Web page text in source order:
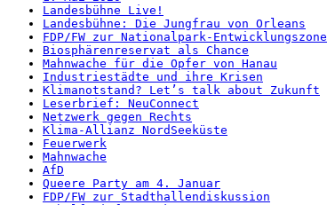
Landesbühne Live!
Landesbühne: Die Jungfrau von Orleans
FDP/FW zur Nationalpark-Entwicklungszone
Biosphärenreservat als Chance
Mahnwache für die Opfer von Hanau
Industriestädte und ihre Krisen
Klimanotstand? Let’s talk about Zukunft
Leserbrief: NeuConnect
Netzwerk gegen Rechts
Klima-Allianz NordSeeküste
Feuerwerk
Mahnwache
AfD
Queere Party am 4. Januar
FDP/FW zur Stadthallendiskussion